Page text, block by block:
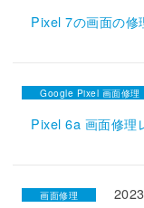
Pixel 7の画面の修
Google Pixel 画面修理
Pixel 6a 画面修理
画面修理